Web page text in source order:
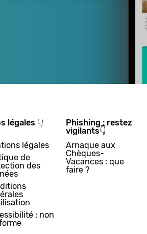
légales 👇
légales
de
des
: non
Phishing : restez
vigilants👇
Arnaque aux
Chèques-
Vacances : que
faire ?